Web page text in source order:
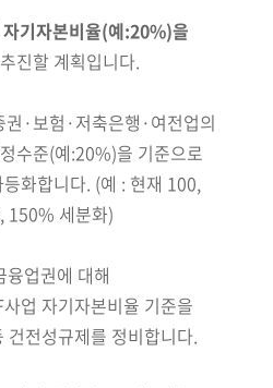
기자본비율(예:20%)을
진할 계획입니다.
권·보험·저축은행·여전업의
수준(예:20%)을 기준으로
화합니다. (예 : 현재 100,
세분화)
융업권에 대해
업 자기자본비율 기준을
건전성규제를 정비합니다.